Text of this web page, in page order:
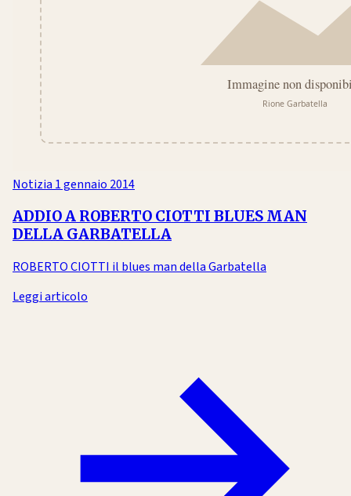
Notizia 1 gennaio 2014
ADDIO A ROBERTO CIOTTI BLUES MAN
DELLA GARBATELLA
ROBERTO CIOTTI il blues man della Garbatella
Leggi articolo